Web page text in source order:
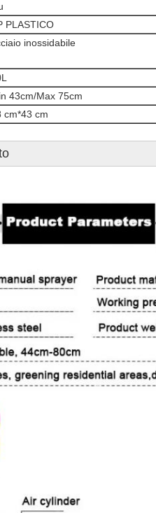
PLASTICO
inossidabile
43cm/Max 75cm
cm*43 cm